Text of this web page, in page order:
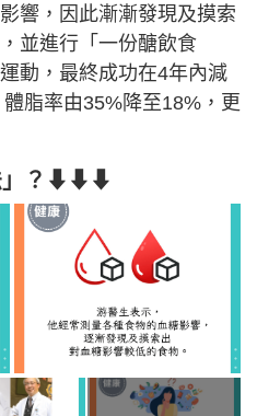
響，因此漸漸發現及摸索
並進行「一份醣飲食
動，最終成功在4年內減
脂率由35%降至18%，更
」？⬇⬇⬇